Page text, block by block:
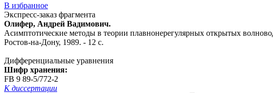
В избранное
Экспресс-заказ фрагмента
Олифер, Андрей Вадимович.
Асимптотические методы в теории плавнонерегулярных открытых
Ростов-на-Дону, 1989. - 12 с.
Дифференциальные уравнения
Шифр хранения:
FB 9 89-5/772-2
К диссертации